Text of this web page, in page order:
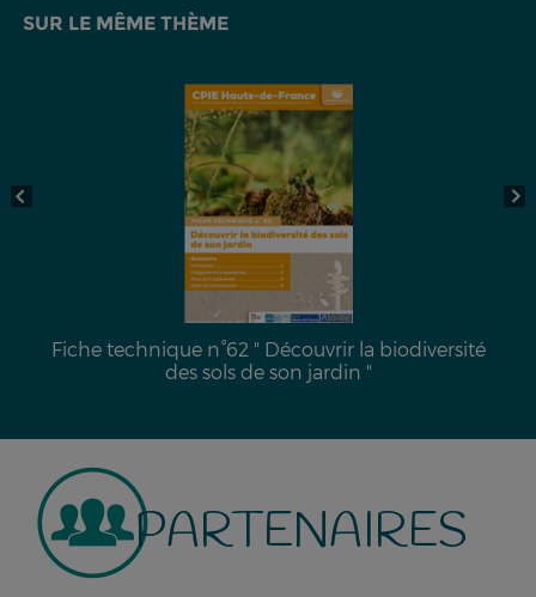
SUR LE MÊME THÈME
Fiche technique n°62 " Découvrir la biodiversité
des sols de son jardin "
PARTENAIRES